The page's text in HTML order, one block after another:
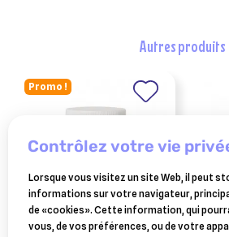
autres produits
Promo !
AUDEVARD
contrôlez votre vie
Lorsque vous visitez un site Web, il peut
informations sur votre navigateur,
de «cookies». Cette information, qui
vous, de vos préférences, ou de votre